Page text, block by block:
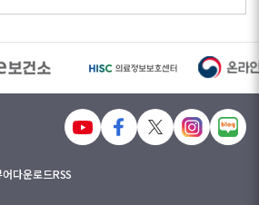
어다운로드RSS